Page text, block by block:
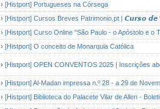
› [Histport] Portugueses na Córsega
› [Histport] Cursos Breves Patrimonio.pt | 𝘾𝙪𝙧𝙨𝙤
› [Histport] Curso Online "São Paulo - o Apóstolo e o
› [Histport] O conceito de Monarquia Católica
› [Histport] OPEN CONVENTOS 2025 | Inscrições
› [Histport] Al-Madan impressa n.º 28 - a 29 de
› [Histport] Biblioteca do Palacete Vilar de Allen -